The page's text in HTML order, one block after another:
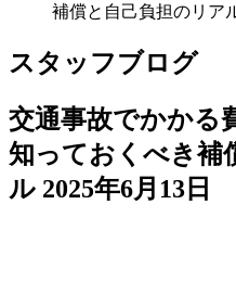
補償と自己負担のリア
スタッフブログ
交通事故でかかる
知っておくべき補
ル 2025年6月13日